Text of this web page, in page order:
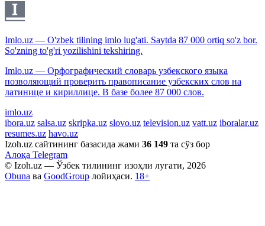
Imlo.uz — O'zbek tilining imlo lug'ati. Saytda 87 000 ortiq so'z bor.
So'zning to'g'ri yozilishini tekshiring.
Imlo.uz — Орфографический словарь узбекского языка
позволяющий проверить правописание узбекских слов на
латинице и кириллице. В базе более 87 000 слов.
imlo.uz
ibora.uz salsa.uz skripka.uz slovo.uz television.uz vatt.uz iboralar.uz
resumes.uz havo.uz
Izoh.uz сайтининг базасида жами 36 149 та сўз бор
Алоқа Telegram
© Izoh.uz — Ўзбек тилининг изоҳли луғати, 2026
Obuna ва GoodGroup лойиҳаси. 18+